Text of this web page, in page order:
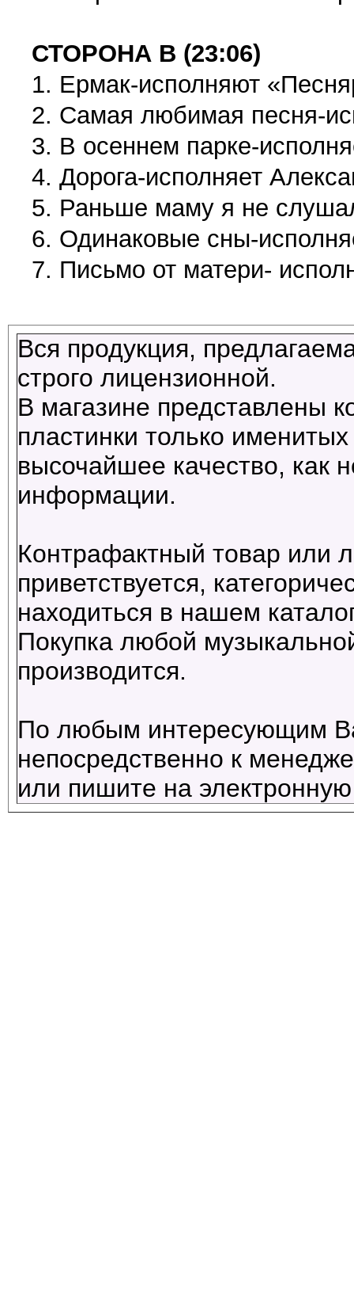
СТОРОНА В (23:06)
1. Ермак-исполняют
2. Самая любимая песня-
3. В осеннем парке-
4. Дорога-исполняет
5. Раньше маму я не
6. Одинаковые сны-
7. Письмо от матери-
Вся продукция,
строго лицензионной.
В магазине представлены
пластинки только
высочайшее качество, как
информации.
Контрафактный товар или
приветствуется,
находиться в нашем
Покупка любой
производится.
По любым интересующим
непосредственно к
или пишите на